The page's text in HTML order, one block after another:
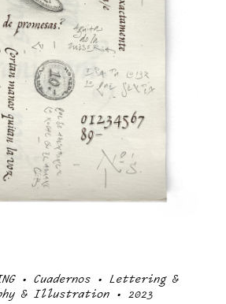
• Cuadernos • Lettering &
& Illustration • 2023